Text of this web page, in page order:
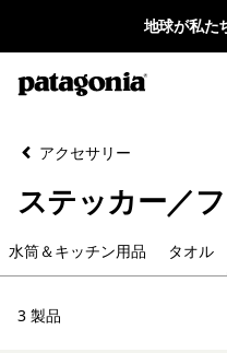
地球が私た
絞り込み／並び替え
絞り込み
カテゴリー
水筒＆キッチン用品
タオル
ステッカー／フライングディス
アクセサリー
ステッカー／
水筒＆キッチン用品 タオル
3 製品